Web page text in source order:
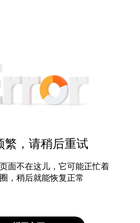
繁，请稍后重试
面不在这儿，它可能正忙着
，稍后就能恢复正常